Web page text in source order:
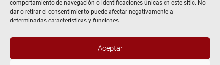
comportamiento de navegación o identificaciones únicas en este sitio. No
dar o retirar el consentimiento puede afectar negativamente a
determinadas características y funciones.
Aceptar